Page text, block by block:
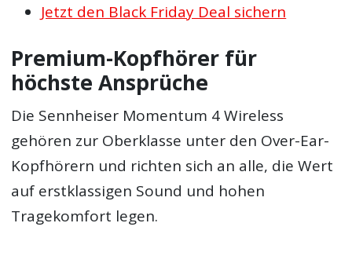
Jetzt den Black Friday Deal sichern
Premium-Kopfhörer für
höchste Ansprüche
Die Sennheiser Momentum 4 Wireless
gehören zur Oberklasse unter den Over-Ear-
Kopfhörern und richten sich an alle, die Wert
auf erstklassigen Sound und hohen
Tragekomfort legen.